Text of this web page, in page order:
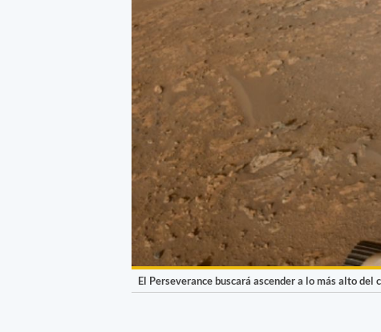
El Perseverance buscará ascender a lo más alto del